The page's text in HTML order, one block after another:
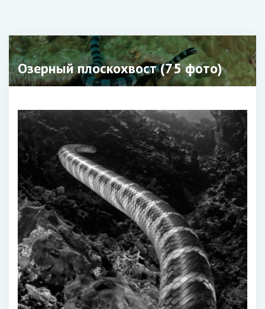
Озерный плоскохвост (75 фото)